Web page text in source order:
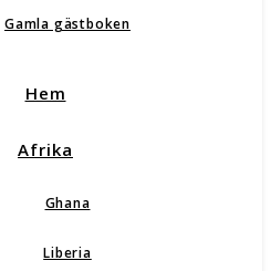
Gamla gästboken
Hem
Afrika
Ghana
Liberia